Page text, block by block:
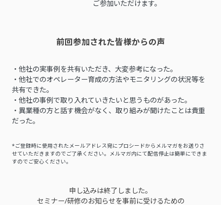
ご参加いただけます。
前回参加された皆様からの声
・他社の実事例を共有いただき、大変参考になった。
・他社でのオペレーター育成の方法やモニタリングの状況等を
共有できた。
・他社の事例で取り入れていきたいと思うものがあった。
・異業種の方と話す機会がなく、取り組みが聞けたことは貴重
だった。
*ご登録時に使用されたメールアドレス宛にプロシードからメルマガをお送りさ
せていただきますのでご了承ください。メルマガ内にて配信停止は簡単にできま
すのでご安心ください。
申し込みは終了しました。
セミナー/研修のお知らせを事前に受けるための